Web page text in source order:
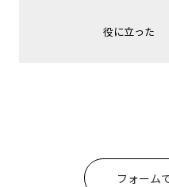
役に立った
フォーム